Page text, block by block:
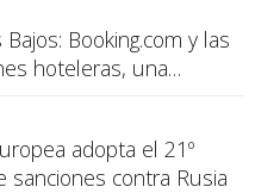
Booking.com y las
hoteleras, una
adopta el 21º
sanciones contra Rusia